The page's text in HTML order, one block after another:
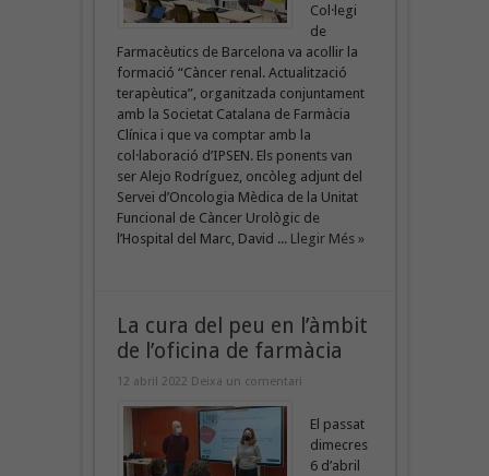
Col·legi
de
Farmacèutics de Barcelona va acollir la
formació “Càncer renal. Actualització
terapèutica”, organitzada conjuntament
amb la Societat Catalana de Farmàcia
Clínica i que va comptar amb la
col·laboració d’IPSEN. Els ponents van
ser Alejo Rodríguez, oncòleg adjunt del
Servei d’Oncologia Mèdica de la Unitat
Funcional de Càncer Urològic de
l’Hospital del Marc, David ... Llegir Més »
La cura del peu en l’àmbit
de l’oficina de farmàcia
12 abril 2022 Deixa un comentari
El passat
dimecres
6 d’abril